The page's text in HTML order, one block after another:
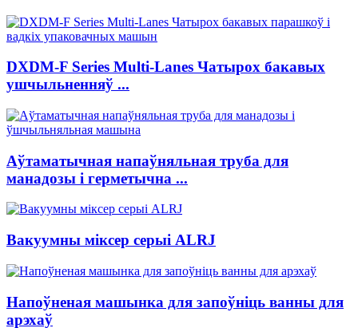
DXDM-F Series Multi-Lanes Чатырох бакавых
ушчыльненняў ...
Аўтаматычная напаўняльная труба для
манадозы і герметычна ...
Вакуумны міксер серыі ALRJ
Напоўненая машынка для запоўніць ванны для
арэхаў